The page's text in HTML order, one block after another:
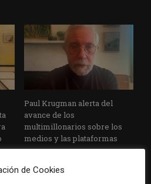
Paul Krugman alerta del
avance de los
multimillonarios sobre los
medios y las plataformas
de Cookies